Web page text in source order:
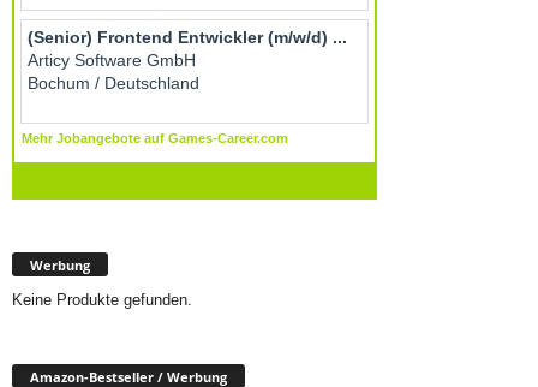
Werbung
Keine Produkte gefunden.
Amazon-Bestseller / Werbung